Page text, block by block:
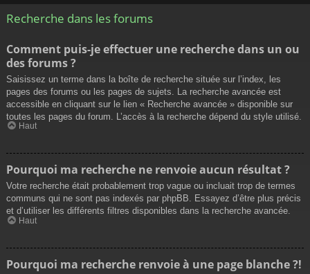
Recherche dans les forums
Comment puis-je effectuer une recherche dans un ou
des forums ?
Saisissez un terme dans la boîte de recherche située sur l’index, les
pages des forums ou les pages de sujets. La recherche avancée est
accessible en cliquant sur le lien « Recherche avancée » disponible sur
toutes les pages du forum. L’accès à la recherche dépend du style utilisé.
Haut
Pourquoi ma recherche ne renvoie aucun résultat ?
Votre recherche était probablement trop vague ou incluait trop de termes
communs qui ne sont pas indexés par phpBB. Essayez d’être plus précis
et d’utiliser les différents filtres disponibles dans la recherche avancée.
Haut
Pourquoi ma recherche renvoie à une page blanche ?!